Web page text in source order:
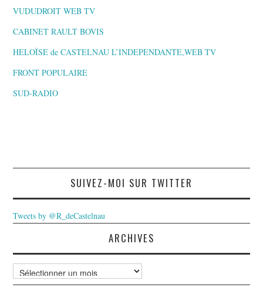
VUDUDROIT WEB TV
CABINET RAULT BOVIS
HELOÏSE de CASTELNAU L’INDEPENDANTE,WEB TV
FRONT POPULAIRE
SUD-RADIO
SUIVEZ-MOI SUR TWITTER
Tweets by @R_deCastelnau
ARCHIVES
Archives